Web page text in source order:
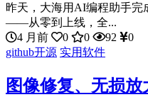
昨天，大海用AI编程助手完
——从零到上线，全...
4 月前
0 0 92
0
github开源 实用软件
图像修复、无损放